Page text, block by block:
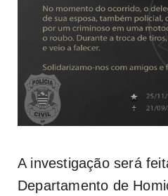
A investigação será
Departamento de